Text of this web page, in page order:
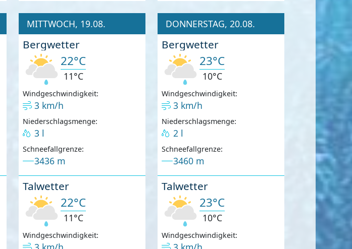
MITTWOCH, 19.08.
Bergwetter
22°C
11°C
Windgeschwindigkeit:
3 km/h
Niederschlagsmenge:
3 l
Schneefallgrenze:
3436 m
Talwetter
22°C
11°C
Windgeschwindigkeit:
DONNERSTAG, 20.08.
Bergwetter
23°C
10°C
Windgeschwindigkeit:
3 km/h
Niederschlagsmenge:
2 l
Schneefallgrenze:
3460 m
Talwetter
23°C
10°C
Windgeschwindigkeit: